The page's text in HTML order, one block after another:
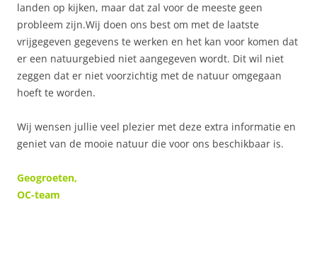
landen op kijken, maar dat zal voor de meeste geen
probleem zijn.Wij doen ons best om met de laatste
vrijgegeven gegevens te werken en het kan voor komen dat
er een natuurgebied niet aangegeven wordt. Dit wil niet
zeggen dat er niet voorzichtig met de natuur omgegaan
hoeft te worden.
Wij wensen jullie veel plezier met deze extra informatie en
geniet van de mooie natuur die voor ons beschikbaar is.
Geogroeten,
OC-team